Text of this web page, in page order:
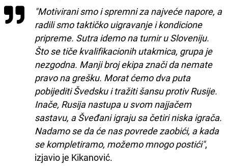
"Motivirani smo i spremni za najveće napore, a
radili smo taktičko uigravanje i kondicione
pripreme. Sutra idemo na turnir u Sloveniju.
Što se tiče kvalifikacionih utakmica, grupa je
nezgodna. Manji broj ekipa znači da nemate
pravo na grešku. Morat ćemo dva puta
pobijediti Švedsku i tražiti šansu protiv Rusije.
Inače, Rusija nastupa u svom najjačem
sastavu, a Šveđani igraju sa četiri niska igrača.
Nadamo se da će nas povrede zaobići, a kada
se kompletiramo, možemo mnogo postići",
izjavio je Kikanović.